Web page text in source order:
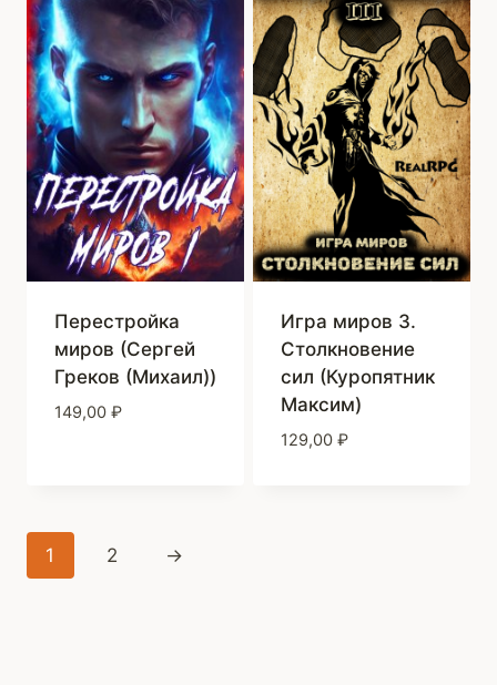
Перестройка
миров (Сергей
Греков (Михаил))
149,00 ₽
Игра миров 3.
Столкновение
сил (Куропятник
Максим)
129,00 ₽
1 2 →